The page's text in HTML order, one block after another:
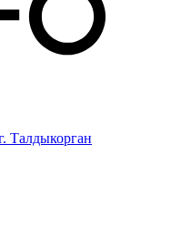
Талдыкорган